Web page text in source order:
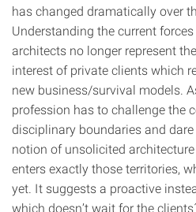
has changed dramatically over
Understanding the current
architects no longer represent
interest of private clients which
new business/survival models.
profession has to challenge the
disciplinary boundaries and
notion of unsolicited
enters exactly those territories,
yet. It suggests a proactive
which doesn’t wait for the